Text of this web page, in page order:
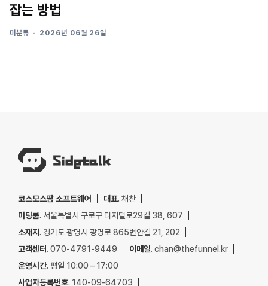
잡는 방법
미분류 2026년 06월 26일
코스모스팜 소프트웨어 대표. 채찬
미팅룸. 서울특별시 구로구 디지털로29길 38, 607
소재지. 경기도 광명시 광명로 865번안길 21, 202
고객센터. 070-4791-9449 이메일. chan@thefunnel.kr
운영시간. 평일 10:00 – 17:00
사업자등록번호. 140-09-64703